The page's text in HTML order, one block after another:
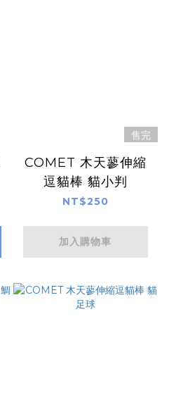
售完
COMET 木天蓼伸縮
逗貓棒 貓小判
NT$250
加入購物車